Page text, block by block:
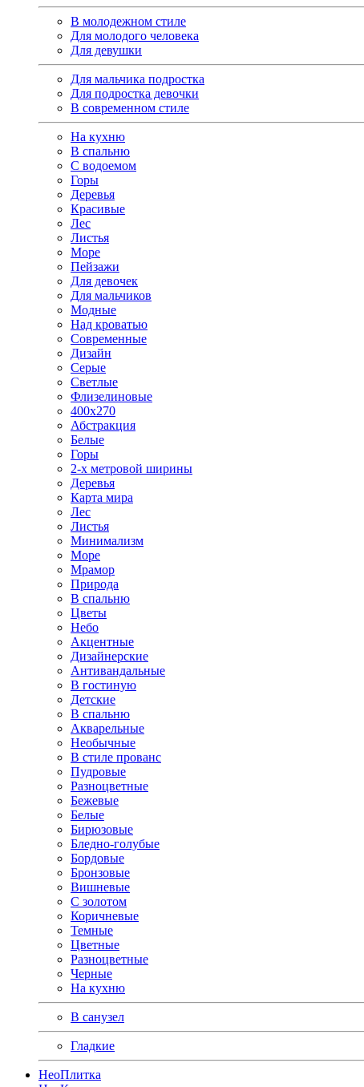
В молодежном стиле
Для молодого человека
Для девушки
Для мальчика подростка
Для подростка девочки
В современном стиле
На кухню
В спальню
С водоемом
Горы
Деревья
Красивые
Лес
Листья
Море
Пейзажи
Для девочек
Для мальчиков
Модные
Над кроватью
Современные
Дизайн
Серые
Светлые
Флизелиновые
400х270
Абстракция
Белые
Горы
2-х метровой ширины
Деревья
Карта мира
Лес
Листья
Минимализм
Море
Мрамор
Природа
В спальню
Цветы
Небо
Акцентные
Дизайнерские
Антивандальные
В гостиную
Детские
В спальню
Акварельные
Необычные
В стиле прованс
Пудровые
Разноцветные
Бежевые
Белые
Бирюзовые
Бледно-голубые
Бордовые
Бронзовые
Вишневые
С золотом
Коричневые
Темные
Цветные
Разноцветные
Черные
На кухню
В санузел
Гладкие
НеоПлитка